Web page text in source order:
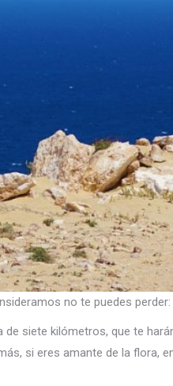
no te puedes perder:
siete kilómetros, que te
si eres amante de la flora,